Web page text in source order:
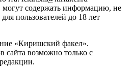
содержать информацию, не
пользователей до 18 лет
«Киришский факел».
сайта возможно только с